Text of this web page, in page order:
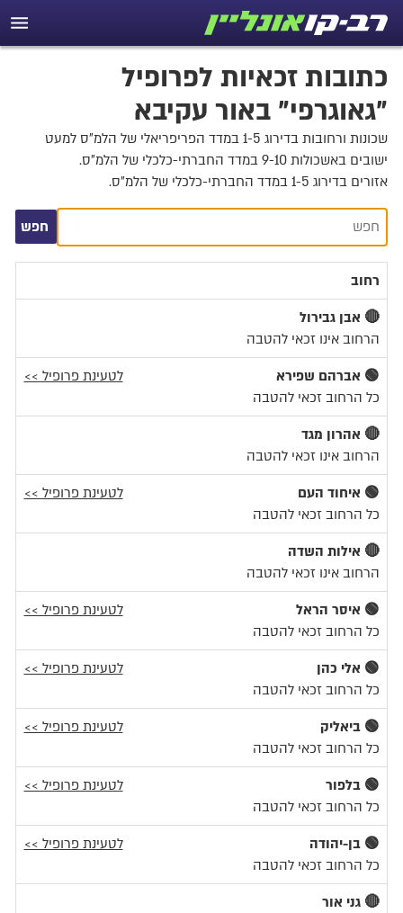
כתובות זכאיות לפרופיל
"גאוגרפי" באור עקיבא
שכונות ורחובות בדירוג 1-5 במדד הפריפריאלי של הלמ"ס למעט
ישובים באשכולות 9-10 במדד החברתי-כלכלי של הלמ"ס.
אזורים בדירוג 1-5 במדד החברתי-כלכלי של הלמ"ס.
חפש חפש
רחוב
🔴 אבן גבירול
הרחוב אינו זכאי להטבה
🟢 אברהם שפירא
לטעינת פרופיל >>
כל הרחוב זכאי להטבה
🔴 אהרון מגד
הרחוב אינו זכאי להטבה
🟢 איחוד העם
לטעינת פרופיל >>
כל הרחוב זכאי להטבה
🔴 אילות השדה
הרחוב אינו זכאי להטבה
🟢 איסר הראל
לטעינת פרופיל >>
כל הרחוב זכאי להטבה
🟢 אלי כהן
לטעינת פרופיל >>
כל הרחוב זכאי להטבה
🟢 ביאליק
לטעינת פרופיל >>
כל הרחוב זכאי להטבה
🟢 בלפור
לטעינת פרופיל >>
כל הרחוב זכאי להטבה
🟢 בן-יהודה
לטעינת פרופיל >>
כל הרחוב זכאי להטבה
🔴 גני אור